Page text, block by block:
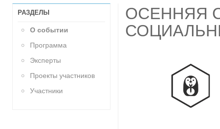
РАЗДЕЛЫ
О событии
Программа
Эксперты
Проекты участников
Участники
ОСЕННЯЯ